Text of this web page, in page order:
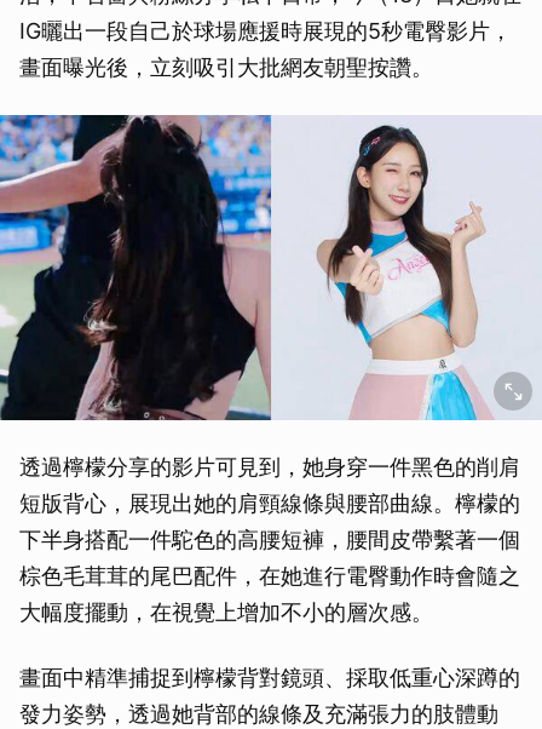
IG曬出一段自己於球場應援時展現的5秒電臀影片，
畫面曝光後，立刻吸引大批網友朝聖按讚。
透過檸檬分享的影片可見到，她身穿一件黑色的削肩
短版背心，展現出她的肩頸線條與腰部曲線。檸檬的
下半身搭配一件駝色的高腰短褲，腰間皮帶繫著一個
棕色毛茸茸的尾巴配件，在她進行電臀動作時會隨之
大幅度擺動，在視覺上增加不小的層次感。
畫面中精準捕捉到檸檬背對鏡頭、採取低重心深蹲的
發力姿勢，透過她背部的線條及充滿張力的肢體動